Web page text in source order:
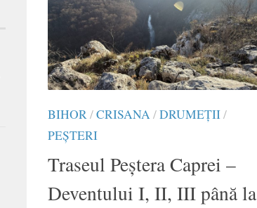
BIHOR/CRISANA/DRUMEŢII/
PEȘTERI
Traseul Peștera Caprei –
Deventului I, II, III până la